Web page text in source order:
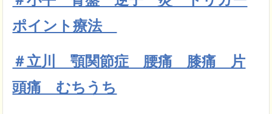
ポイント療法
＃立川 顎関節症 腰痛 膝痛 片
頭痛 むちうち